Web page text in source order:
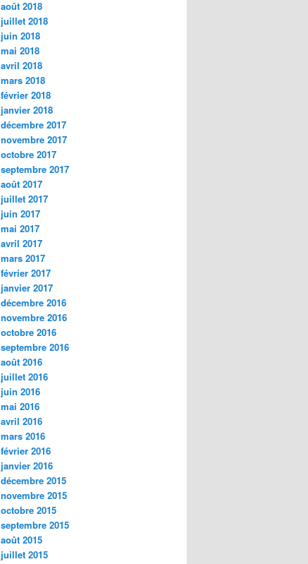
août 2018
juillet 2018
juin 2018
mai 2018
avril 2018
mars 2018
février 2018
janvier 2018
décembre 2017
novembre 2017
octobre 2017
septembre 2017
août 2017
juillet 2017
juin 2017
mai 2017
avril 2017
mars 2017
février 2017
janvier 2017
décembre 2016
novembre 2016
octobre 2016
septembre 2016
août 2016
juillet 2016
juin 2016
mai 2016
avril 2016
mars 2016
février 2016
janvier 2016
décembre 2015
novembre 2015
octobre 2015
septembre 2015
août 2015
juillet 2015